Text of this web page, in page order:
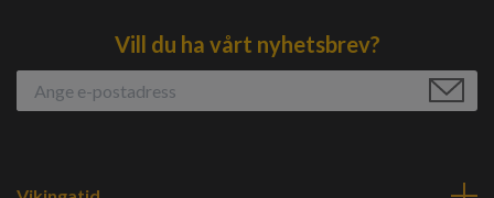
Vill du ha vårt nyhetsbrev?